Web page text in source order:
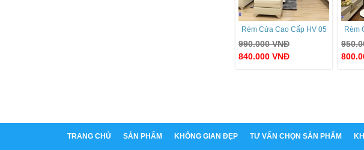
Rèm Cửa Cao Cấp HV 05
990.000VNĐ
840.000 VNĐ
Rèm
TRANG CHỦ SẢN PHẨM KHÔNG GIAN ĐẸP TƯ VẤN CHỌN SẢN PHẨM